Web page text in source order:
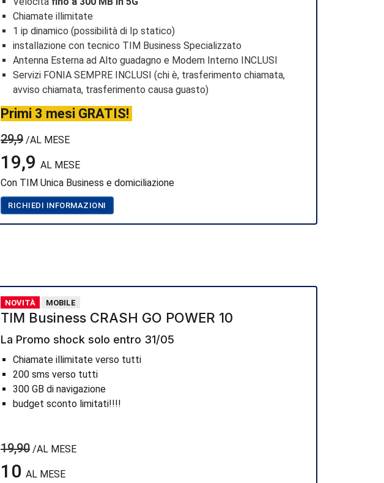
Chiamate illimitate
1 ip dinamico (possibilità di Ip statico)
installazione con tecnico TIM Business Specializzato
Antenna Esterna ad Alto guadagno e Modem Interno INCLUSI
Servizi FONIA SEMPRE INCLUSI (chi è, trasferimento chiamata,
avviso chiamata, trasferimento causa guasto)
Primi 3 mesi GRATIS!
29,9 /AL MESE
19,9 AL MESE
Con TIM Unica Business e domiciliazione
RICHIEDI INFORMAZIONI
NOVITÀ MOBILE
TIM Business CRASH GO POWER 10
La Promo shock solo entro 31/05
Chiamate illimitate verso tutti
200 sms verso tutti
300 GB di navigazione
budget sconto limitati!!!!
19,90 /AL MESE
10 AL MESE